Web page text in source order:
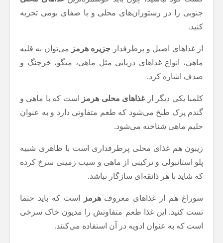
جنوبی را در رستوران‌های محلی و با صفای بومی تجربه
کنید.
از غذاهای اصیل و پرطرفدار جزیره هرمز می‌توان به قلیه
ماهی، انواع غذاهای دریایی مثل ماهی، میگو، خرچنگ و
صدف اشاره کرد.
کلمبا یکی دیگر ازغذاهای محلی هرمز
است که با ماهی و
گندم پرک طبخ می‌شود که طعم متفاوتی دارد و به عنوان
حلیم ماهی شناخته می‌شود.
زیبون هم غذای محلی پرطرفداری است با ظاهری شبیه
پلو استانبولی و ترکیبی از ماهی و سیب زمینی سرخ کرده
که شاید با هر ذائقه‌ای سازگار نباشد.
سوراغ هم از غذاهای معروف هرمز
است که باید حتما
تست کنید. این غذا طعم متفاوتش را مدیون خاک سرخی
است که به عنوان ادویه در آن استفاده می‌کنند.